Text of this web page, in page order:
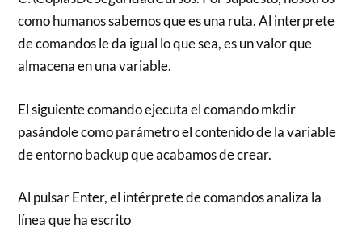
como humanos sabemos que es una ruta. Al interprete
de comandos le da igual lo que sea, es un valor que
almacena en una variable.
El siguiente comando ejecuta el comando mkdir
pasándole como parámetro el contenido de la variable
de entorno backup que acabamos de crear.
Al pulsar Enter, el intérprete de comandos analiza la
línea que ha escrito